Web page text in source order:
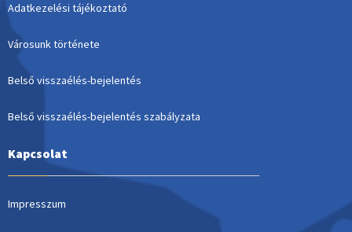
Adatkezelési tájékoztató
Városunk története
Belső visszaélés-bejelentés
Belső visszaélés-bejelentés szabályzata
Kapcsolat
Impresszum